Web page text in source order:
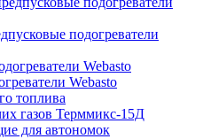
подогреватели
Webasto
топлива
газов Терммикс-15Д
для автономок